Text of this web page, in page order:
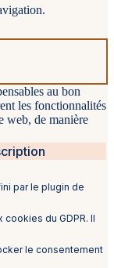
au bon
les fonctionnalités
web, de manière
par le plugin de
du GDPR. Il
le consentement